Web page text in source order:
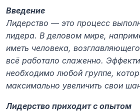
Введение
Лидерство — это процесс
лидера. В деловом мире,
иметь человека,
всё работало слаженно.
необходимо любой группе,
максимально увеличить свои
Лидерство приходит с опытом